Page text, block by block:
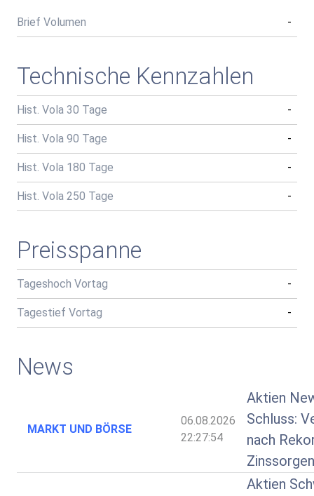
Brief Volumen -
Technische Kennzahlen
Hist. Vola 30 Tage -
Hist. Vola 90 Tage -
Hist. Vola 180 Tage -
Hist. Vola 250 Tage -
Preisspanne
Tageshoch Vortag -
Tagestief Vortag -
News
MARKT UND BÖRSE
06.08.2026
22:27:54
Aktien
Schluss:
nach
Aktien